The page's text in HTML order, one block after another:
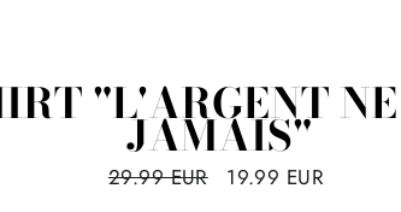
"L'ARGENT
JAMAIS"
Prix
29.99 EUR
Prix
19.99 EUR